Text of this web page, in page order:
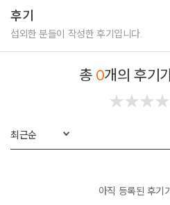
후기
섭외한 분들이 작성한 후기입니다.
총 0개의 후기
★★★★
★★★★
최근순
아직 등록된 후기